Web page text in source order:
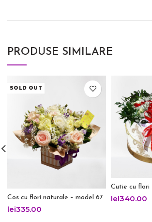
PRODUSE SIMILARE
SOLD OUT
Cos cu flori naturale – model 67
lei335.00
Cutie cu flori
lei340.00